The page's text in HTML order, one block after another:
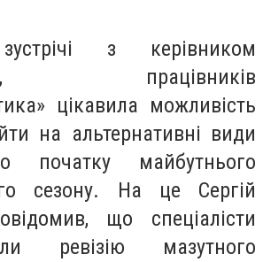
з керівником
працівників
цікавила можливість
на альтернативні види
початку майбутнього
сезону. На це Сергій
що спеціалісти
ревізію мазутного